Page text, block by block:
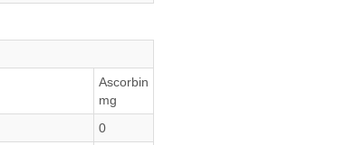
Ascorbin
mg
0